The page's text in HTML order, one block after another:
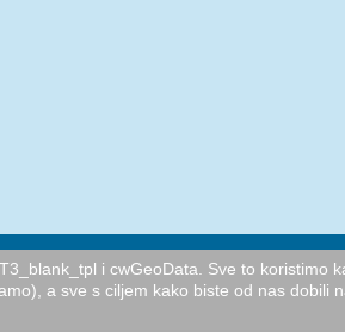
i cwGeoData. Sve to
a sve s ciljem kako biste od nas dobili